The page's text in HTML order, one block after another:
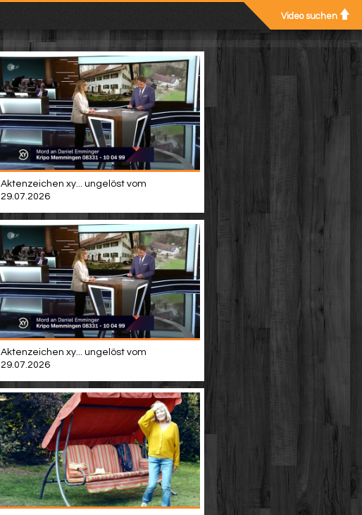
Video suchen
Aktenzeichen xy... ungelöst vom
29.07.2026
Aktenzeichen xy... ungelöst vom
29.07.2026